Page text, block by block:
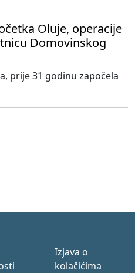
Oluje, operacije
Domovinskog
prije 31 godinu započela
Izjava o
kolačićima